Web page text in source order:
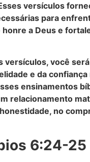
versículos
para
a Deus e
versículos, você
e da confiança
ensinamentos
relacionamento
no
6:24-25